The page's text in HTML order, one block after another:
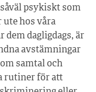
psykiskt som
hos våra
dagligdags, är
avstämningar
samtal och
rutiner för att